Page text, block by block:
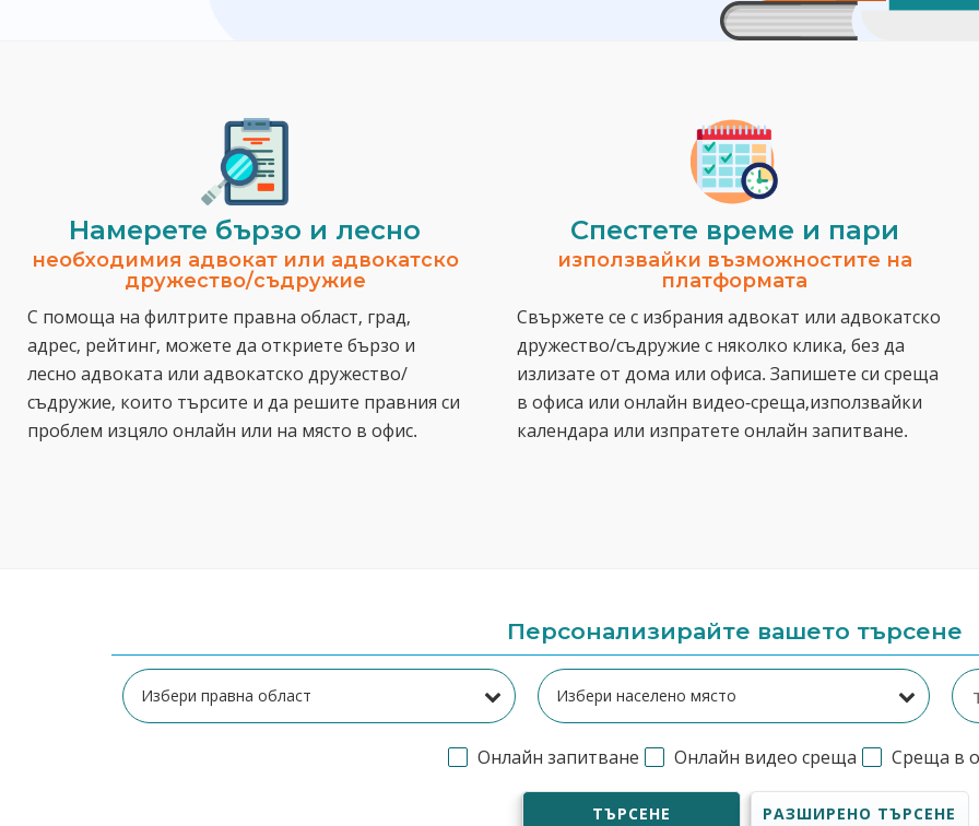
Намерете бързо и лесно
необходимия адвокат или адвокатско
дружество/съдружие
С помоща на филтрите правна област, град,
адрес, рейтинг, можете да откриете бързо и
лесно адвоката или адвокатско дружество/
съдружие, които търсите и да решите правния си
проблем изцяло онлайн или на място в офис.
Спестeте време и пари
използвайки възможностите на
платформата
Свържете се с избрания адвокат или адвокатско
дружество/съдружие с няколко клика, без да
излизате от дома или офиса. Запишете си среща
в офиса или онлайн видео-среща,използвайки
календара или изпратете онлайн запитване.
Персонализирайте вашето търсене
Онлайн запитване Онлайн видео среща Среща в
ТЪРСЕНЕ РАЗШИРЕНО ТЪРСЕНЕ